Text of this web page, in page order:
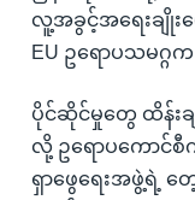
လူ့အခွင့်အရေးချိုး
EU ဥရောပသမ
ပိုင်ဆိုင်မှုတွေ ထိန်
လို့ ဥရောပကောင်
ရှာဖွေရေးအဖွဲ့ရဲ့